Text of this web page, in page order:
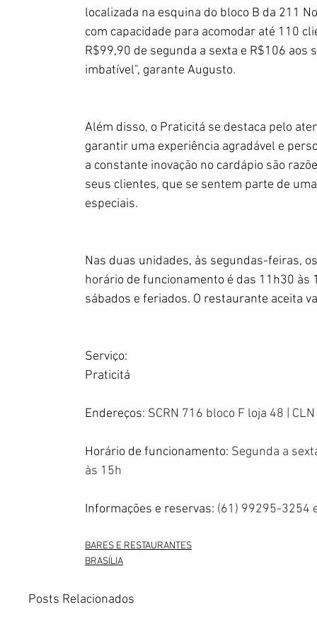
localizada na esquina do bloco B da 211
com capacidade para acomodar até 110
R$99,90 de segunda a sexta e R$106 aos
imbatível", garante Augusto.
Além disso, o Praticitá se destaca pelo
garantir uma experiência agradável e
a constante inovação no cardápio são
seus clientes, que se sentem parte de
especiais.
Nas duas unidades, às segundas-feiras,
horário de funcionamento é das 11h30
sábados e feriados. O restaurante aceita
Serviço:
Praticitá
Endereços: SCRN 716 bloco F loja 48 |
Horário de funcionamento: Segunda a
às 15h
Informações e reservas: (61) 99295-3254
BARES E RESTAURANTES
BRASÍLIA
Posts Relacionados